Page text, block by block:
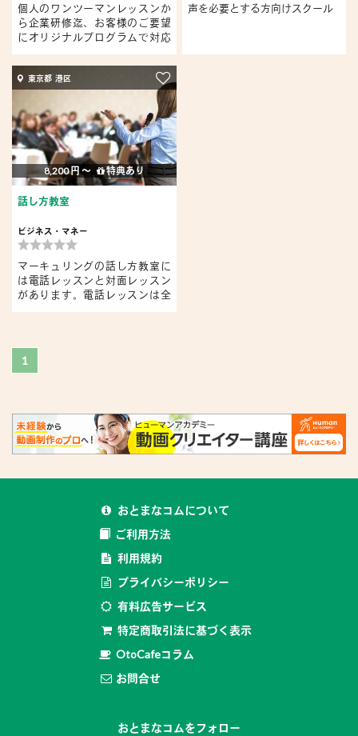
個人のワンツーマンレッスンか
ら企業研修迄、お客様のご要望
にオリジナルプログラムで対応
声を必要とする方向けスクール
東京都 港区
8,200 円 〜 特典あり
話し方教室
ビジネス・マネー
マーキュリングの話し方教室に
は電話レッスンと対面レッスン
があります。電話レッスンは全
1
おとまなコムについて
ご利用方法
利用規約
プライバシーポリシー
有料広告サービス
特定商取引法に基づく表示
OtoCafeコラム
お問合せ
おとまなコムをフォロー